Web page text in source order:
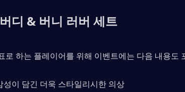
디 & 버니 러버 세트
로 하는 플레이어를 위해 이벤트에는 다음 내용도
성이 담긴 더욱 스타일리시한 의상